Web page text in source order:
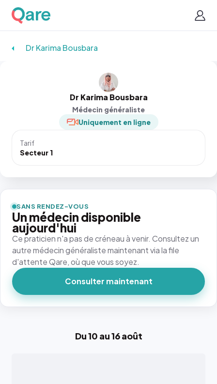
Dr Karima Bousbara
Dr Karima Bousbara
Médecin généraliste
Uniquement en ligne
Tarif
Secteur 1
Du 10 au 16 août
SANS RENDEZ-VOUS
Un médecin disponible
aujourd'hui
Ce praticien n'a pas de créneau à venir. Consultez un
autre médecin généraliste maintenant via la file
d'attente Qare, où que vous soyez.
Consulter maintenant